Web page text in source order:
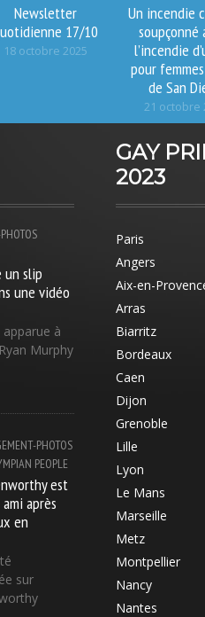
Newsletter
17/10
18 octobre 2025
Un incendie
soupçonné
l’incendie
pour
de San
21 octobre
un slip
une vidéo
à
Murphy
PHOTOS
PEOPLE
est
après
en
sur
GAY
2023
Paris
Angers
Aix-en-
Arras
Biarritz
Bordeaux
Caen
Dijon
Grenoble
Lille
Lyon
Le Mans
Marseille
Metz
Montpellier
Nancy
Nantes